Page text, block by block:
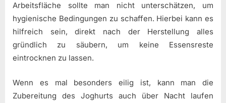
Arbeitsfläche sollte man nicht unterschätzen, um
hygienische Bedingungen zu schaffen. Hierbei kann es
hilfreich sein, direkt nach der Herstellung alles
gründlich zu säubern, um keine Essensreste
eintrocknen zu lassen.
Wenn es mal besonders eilig ist, kann man die
Zubereitung des Joghurts auch über Nacht laufen